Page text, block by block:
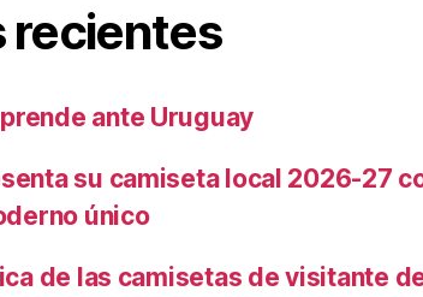
recientes
ante Uruguay
su camiseta local 2026-27
único
de las camisetas de visitante